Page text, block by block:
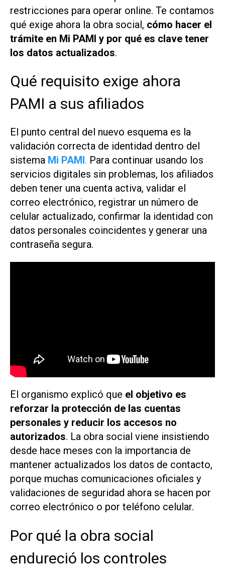
restricciones para operar online. Te contamos
qué exige ahora la obra social, cómo hacer el
trámite en Mi PAMI y por qué es clave tener
los datos actualizados.
Qué requisito exige ahora
PAMI a sus afiliados
El punto central del nuevo esquema es la
validación correcta de identidad dentro del
sistema Mi PAMI. Para continuar usando los
servicios digitales sin problemas, los afiliados
deben tener una cuenta activa, validar el
correo electrónico, registrar un número de
celular actualizado, confirmar la identidad con
datos personales coincidentes y generar una
contraseña segura.
El organismo explicó que el objetivo es
reforzar la protección de las cuentas
personales y reducir los accesos no
autorizados. La obra social viene insistiendo
desde hace meses con la importancia de
mantener actualizados los datos de contacto,
porque muchas comunicaciones oficiales y
validaciones de seguridad ahora se hacen por
correo electrónico o por teléfono celular.
Por qué la obra social
endureció los controles